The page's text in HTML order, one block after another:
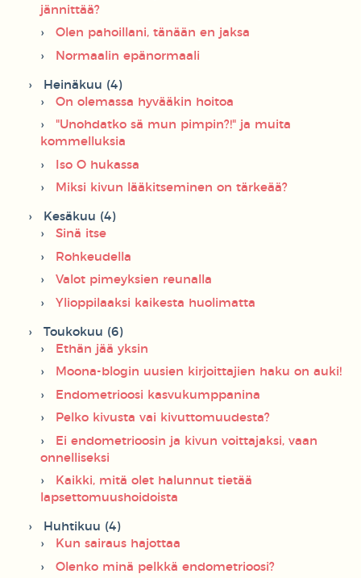
jännittää?
Olen pahoillani, tänään en jaksa
Normaalin epänormaali
Heinäkuu (4)
On olemassa hyvääkin hoitoa
"Unohdatko sä mun pimpin?!" ja muita
kommelluksia
Iso O hukassa
Miksi kivun lääkitseminen on tärkeää?
Kesäkuu (4)
Sinä itse
Rohkeudella
Valot pimeyksien reunalla
Ylioppilaaksi kaikesta huolimatta
Toukokuu (6)
Ethän jää yksin
Moona-blogin uusien kirjoittajien haku on auki!
Endometrioosi kasvukumppanina
Pelko kivusta vai kivuttomuudesta?
Ei endometrioosin ja kivun voittajaksi, vaan
onnelliseksi
Kaikki, mitä olet halunnut tietää
lapsettomuushoidoista
Huhtikuu (4)
Kun sairaus hajottaa
Olenko minä pelkkä endometrioosi?